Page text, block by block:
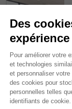
Des
expérience
Pour améliorer votre
et technologies
et personnaliser
des cookies pour
personnelles telles
identifiants de cookie.